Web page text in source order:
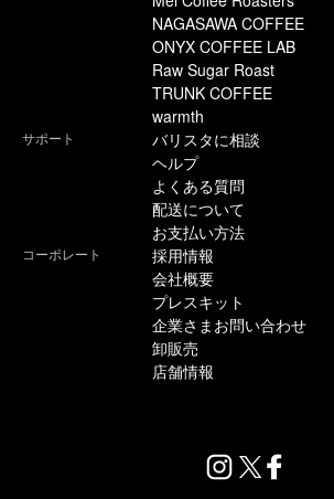
NAGASAWA COFFEE
ONYX COFFEE LAB
Raw Sugar Roast
TRUNK COFFEE
warmth
サポート
バリスタに相談
ヘルプ
よくある質問
配送について
お支払い方法
コーポレート
採用情報
会社概要
プレスキット
企業さまお問い合わせ
卸販売
店舗情報